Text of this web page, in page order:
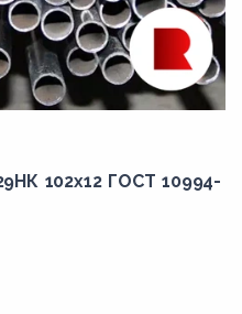
102x12 ГОСТ 10994-